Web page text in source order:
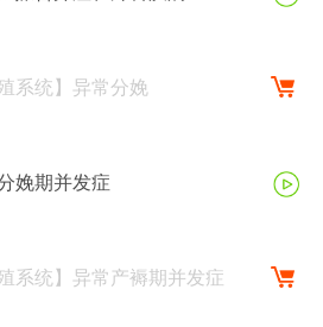
系统】异常分娩
娩期并发症
系统】异常产褥期并发症